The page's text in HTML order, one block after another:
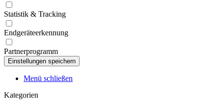
Statistik & Tracking
Endgeräteerkennung
Partnerprogramm
Menü schließen
Kategorien